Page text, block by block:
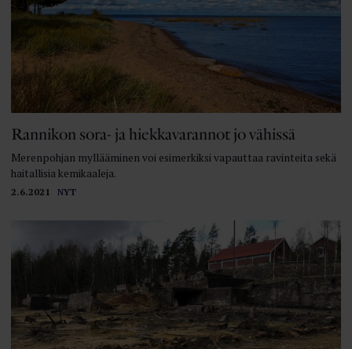
2.6.2021 NYT
Rannikon sora- ja hiekka­varannot jo vähissä
Merenpohjan myllääminen voi esimerkiksi vapauttaa ravinteita sekä
haitallisia kemikaaleja.